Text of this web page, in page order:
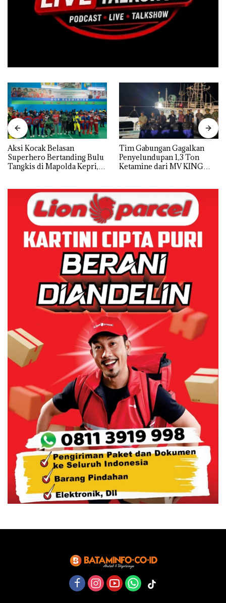
Aksi Kocak Belasan
Superhero Bertanding Bulu
Tangkis di Mapolda Kepri,
Tim Gabungan Gagalkan
Penyelundupan 1,3 Ton
Ketamine dari MV KING